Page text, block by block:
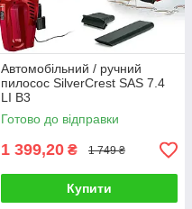
Автомобільний / ручний
пилосос SilverCrest SAS 7.4
LI B3
Готово до відправки
1 399,20 ₴ 1 749 ₴
Купити